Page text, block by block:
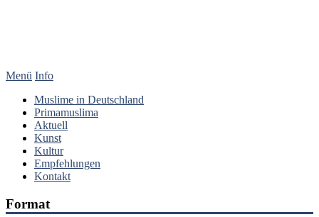
Menü Info
Muslime in Deutschland
Primamuslima
Aktuell
Kunst
Kultur
Empfehlungen
Kontakt
Format